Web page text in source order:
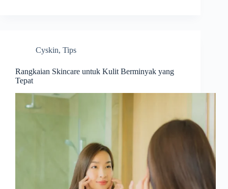
Cyskin, Tips
Rangkaian Skincare untuk Kulit Berminyak yang
Tepat